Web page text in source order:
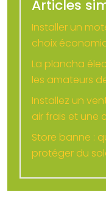
Articles
Installer un
choix
La plancha
les amateurs
Installez un
air frais et une
Store banne :
protéger du